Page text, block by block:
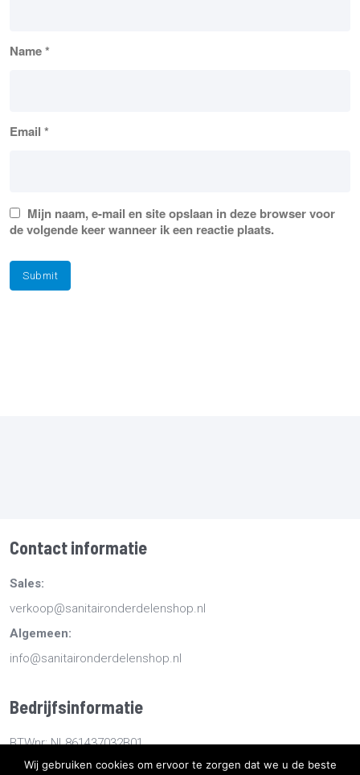
Name*
Email *
Mijn naam, e-mail en site opslaan in deze browser voor
de volgende keer wanneer ik een reactie plaats.
Contact informatie
Sales:
verkoop@sanitaironderdelenshop.nl
Algemeen:
info@sanitaironderdelenshop.nl
Bedrijfsinformatie
BTWnr: NL861437032B01
KvKnr: 78527112
Wij gebruiken cookies om ervoor te zorgen dat we u de beste